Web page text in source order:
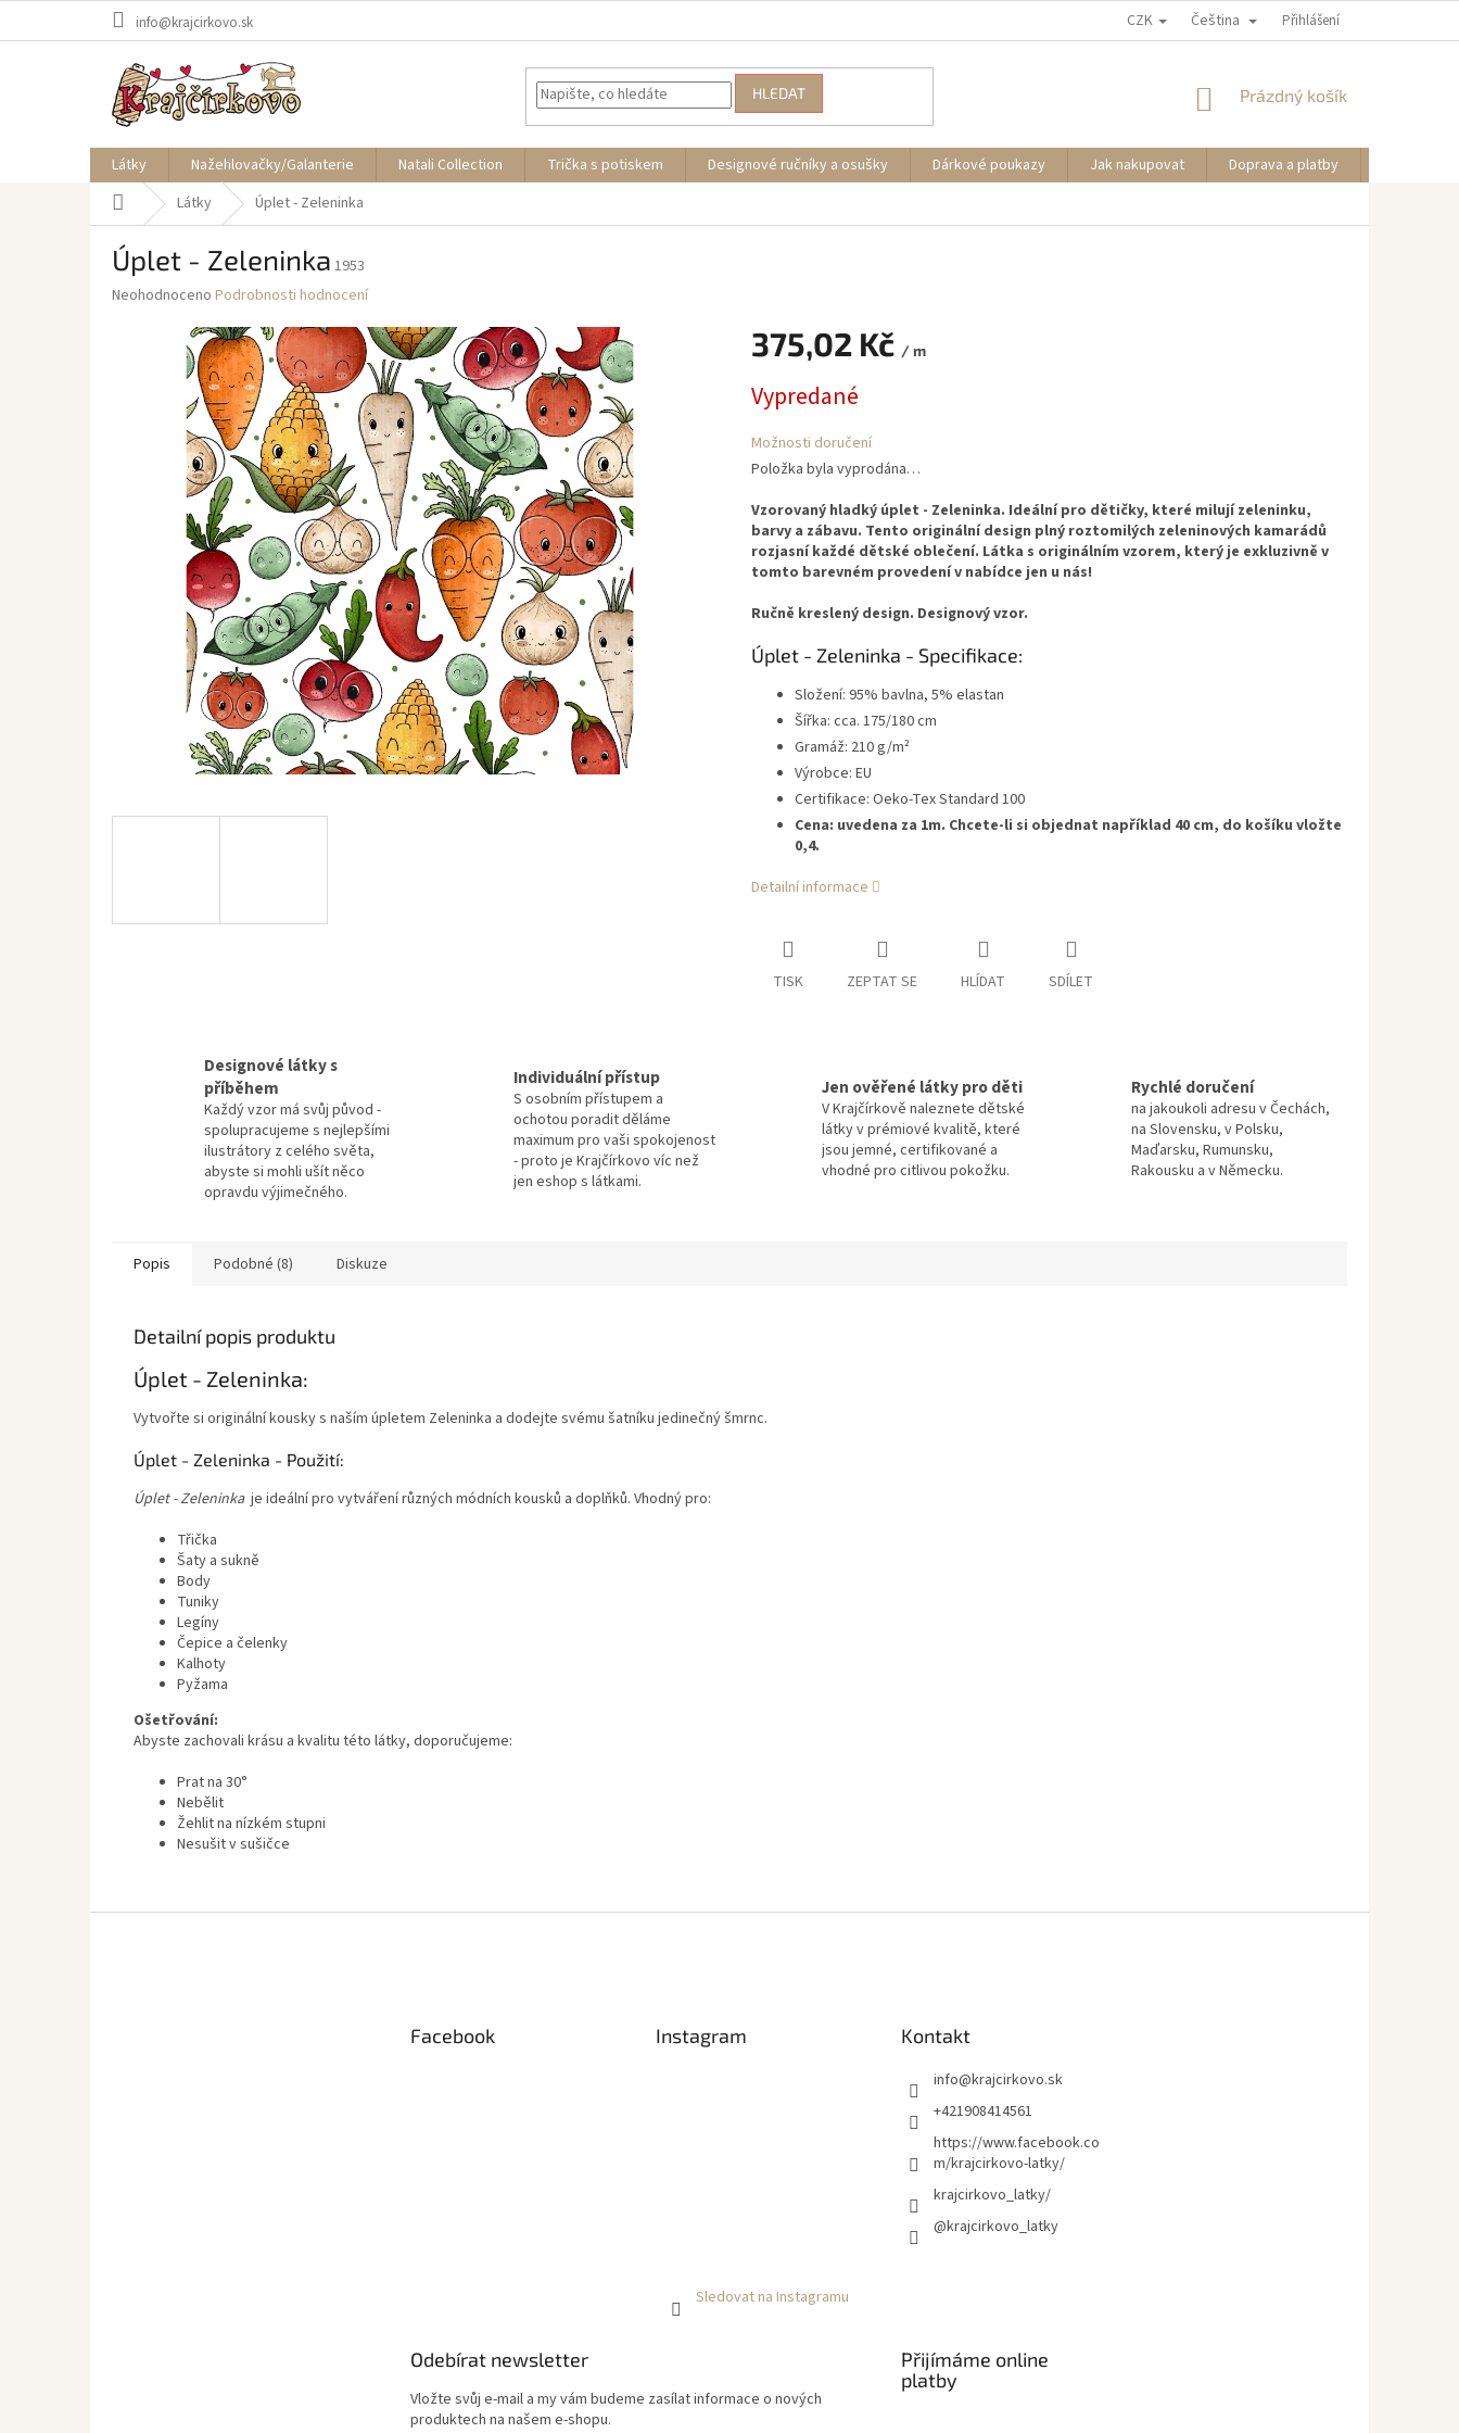
info@krajcirkovo.sk CZK Čeština Přihlášení
HLEDAT
NÁKUPNÍ
Prázdný košík
Látky Nažehlovačky/Galanterie Natali Collection Trička s potiskem Designové ručníky a osušky Dárkové poukazy Jak nakupovat Doprava a platby
Domů Látky Úplet - Zeleninka
Úplet - Zeleninka 1953
Průměrné
Neohodnoceno Podrobnosti hodnocení
375,02 Kč / m
cena:
Vypredané
Možnosti doručení
Položka byla vyprodána…
Vzorovaný hladký úplet - Zeleninka. Ideální pro dětičky, které milují zeleninku,
barvy a zábavu. Tento originální design plný roztomilých zeleninových kamarádů
rozjasní každé dětské oblečení. Látka s originálním vzorem, který je exkluzivně v
tomto barevném provedení v nabídce jen u nás!
Ručně kreslený design. Designový vzor.
Úplet - Zeleninka - Specifikace:
Složení: 95% bavlna, 5% elastan
Šířka: cca. 175/180 cm
Gramáž: 210 g/m²
Výrobce: EU
Certifikace: Oeko-Tex Standard 100
Cena: uvedena za 1m. Chcete-li si objednat například 40 cm, do košíku vložte
0,4.
Detailní informace
TISK ZEPTAT SE HLÍDAT SDÍLET
Designové látky s
příběhem
Každý vzor má svůj původ -
spolupracujeme s nejlepšími
ilustrátory z celého světa,
abyste si mohli ušít něco
opravdu výjimečného.
Individuální přístup
S osobním přístupem a
ochotou poradit děláme
maximum pro vaši spokojenost
- proto je Krajčírkovo víc než
jen eshop s látkami.
Jen ověřené látky pro děti
V Krajčírkově naleznete dětské
látky v prémiové kvalitě, které
jsou jemné, certifikované a
vhodné pro citlivou pokožku.
Rychlé doručení
na jakoukoli adresu v Čechách,
na Slovensku, v Polsku,
Maďarsku, Rumunsku,
Rakousku a v Německu.
Popis Podobné (8) Diskuze
Detailní popis produktu
Úplet - Zeleninka:
Vytvořte si originální kousky s naším úpletem Zeleninka a dodejte svému šatníku jedinečný šmrnc.
Úplet - Zeleninka - Použití:
Úplet - Zeleninka je ideální pro vytváření různých módních kousků a doplňků. Vhodný pro:
Třička
Šaty a sukně
Body
Tuniky
Legíny
Čepice a čelenky
Kalhoty
Pyžama
Ošetřování:
Abyste zachovali krásu a kvalitu této látky, doporučujeme:
Prat na 30°
Nebělit
Žehlit na nízkém stupni
Nesušit v sušičce
Facebook Instagram
Sledovat na Instagramu
Kontakt
info@krajcirkovo.sk
+421908414561
https://www.facebook.co
m/krajcirkovo-latky/
krajcirkovo_latky/
@krajcirkovo_latky
Odebírat newsletter
Vložte svůj e-mail a my vám budeme zasílat informace o nových
produktech na našem e-shopu.
Přijímáme online
platby